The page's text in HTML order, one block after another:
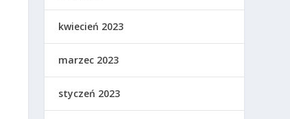
kwiecień 2023
marzec 2023
styczeń 2023